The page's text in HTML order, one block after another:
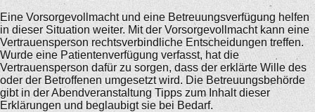
Eine Vorsorgevollmacht und eine Betreuungsverfügung helfen
in dieser Situation weiter. Mit der Vorsorgevollmacht kann eine
Vertrauensperson rechtsverbindliche Entscheidungen treffen.
Wurde eine Patientenverfügung verfasst, hat die
Vertrauensperson dafür zu sorgen, dass der erklärte Wille des
oder der Betroffenen umgesetzt wird. Die Betreuungsbehörde
gibt in der Abendveranstaltung Tipps zum Inhalt dieser
Erklärungen und beglaubigt sie bei Bedarf.